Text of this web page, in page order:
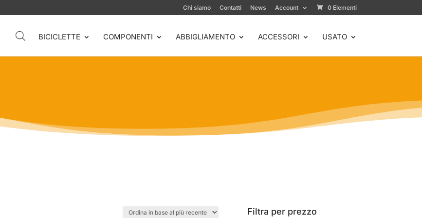
Chi siamo Contatti News Account 0 Elementi
BICICLETTE COMPONENTI ABBIGLIAMENTO ACCESSORI USATO
Filtra per prezzo